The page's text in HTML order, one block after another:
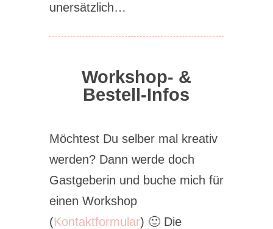
unersätzlich…
Workshop- &
Bestell-Infos
Möchtest Du selber mal kreativ
werden? Dann werde doch
Gastgeberin und buche mich für
einen Workshop
(Kontaktformular) 🙂 Die